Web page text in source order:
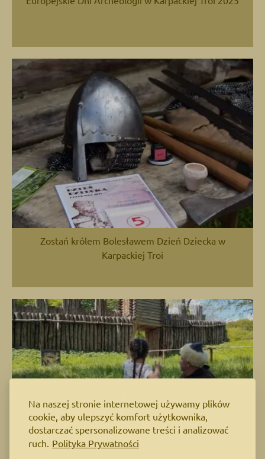
Na naszej stronie internetowej używamy plików
cookie, aby ulepszyć komfort użytkownika,
dostarczać spersonalizowane treści i analizować
ruch. Polityka Prywatności
Zostań królem Bolesławem Dzień Dziecka w
Karpackiej Troi